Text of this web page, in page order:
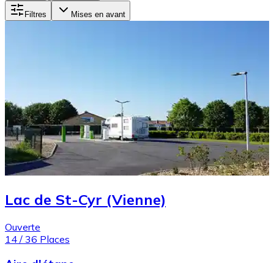
Filtres Mises en avant
Lac de St-Cyr (Vienne)
Ouverte
14 / 36 Places